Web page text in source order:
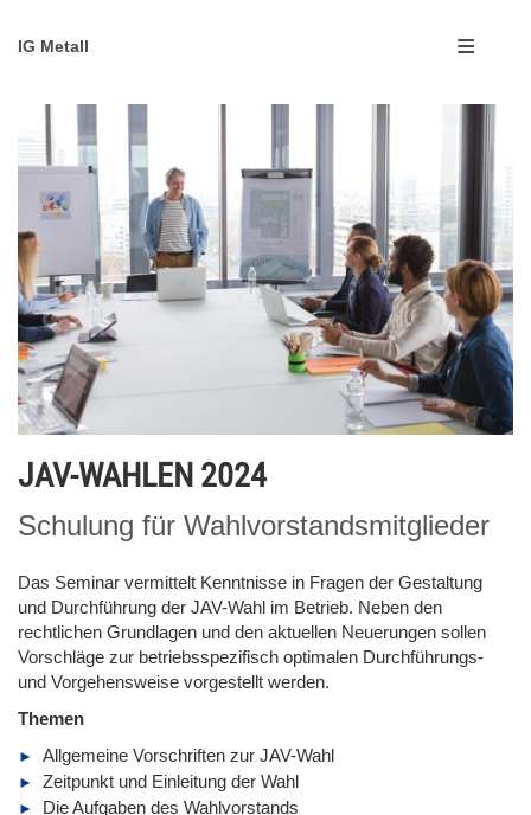
IG Metall
JAV-WAHLEN 2024
Schulung für Wahlvorstandsmitglieder
Das Seminar vermittelt Kenntnisse in Fragen der Gestaltung
und Durchführung der JAV-Wahl im Betrieb. Neben den
rechtlichen Grundlagen und den aktuellen Neuerungen sollen
Vorschläge zur betriebsspezifisch optimalen Durchführungs-
und Vorgehensweise vorgestellt werden.
Themen
Allgemeine Vorschriften zur JAV-Wahl
Zeitpunkt und Einleitung der Wahl
Die Aufgaben des Wahlvorstands